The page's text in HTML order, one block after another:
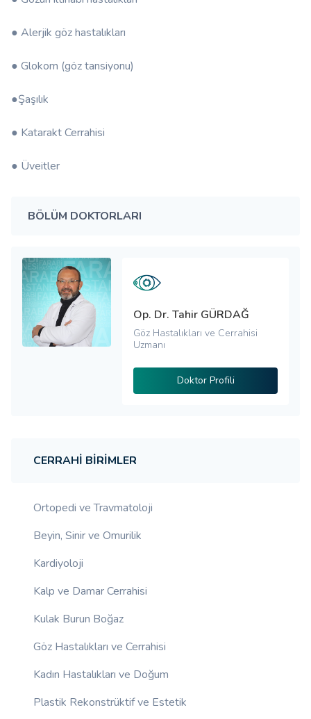
● Alerjik göz hastalıkları
● Glokom (göz tansiyonu)
●Şaşılık
● Katarakt Cerrahisi
● Üveitler
BÖLÜM DOKTORLARI
Op. Dr. Tahir GÜRDAĞ
Göz Hastalıkları ve Cerrahisi
Uzmanı
Doktor Profili
CERRAHI BIRIMLER
Ortopedi ve Travmatoloji
Beyin, Sinir ve Omurilik
Kardiyoloji
Kalp ve Damar Cerrahisi
Kulak Burun Boğaz
Göz Hastalıkları ve Cerrahisi
Kadın Hastalıkları ve Doğum
Plastik Rekonstrüktif ve Estetik